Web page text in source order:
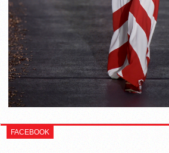
FACEBOOK